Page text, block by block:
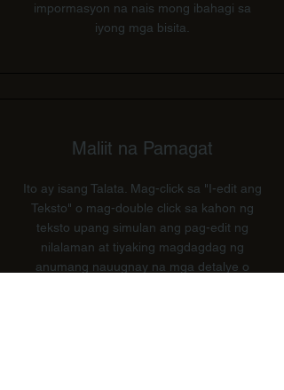
impormasyon na nais mong ibahagi sa
iyong mga bisita.
Maliit na Pamagat
Ito ay isang Talata. Mag-click sa "I-edit ang
Teksto" o mag-double click sa kahon ng
teksto upang simulan ang pag-edit ng
nilalaman at tiyaking magdagdag ng
anumang nauugnay na mga detalye o